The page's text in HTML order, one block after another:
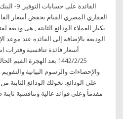
الفائدة
العقاري المصري القيام بخفض أسعار
بكبار العملاء الودائع الثابتة , هى
الوديعة بالإضافة إلى الفائدة عند
أسعار فائدة تنافسية وفترات
25‏‏/2‏‏/1442 بعد الهجرة القيم
والإحصاءات والرسوم البيانية
على الودائع. تخولك الودائع الثابتة
مقدماً وعلى فوائد عالية وتنافسية